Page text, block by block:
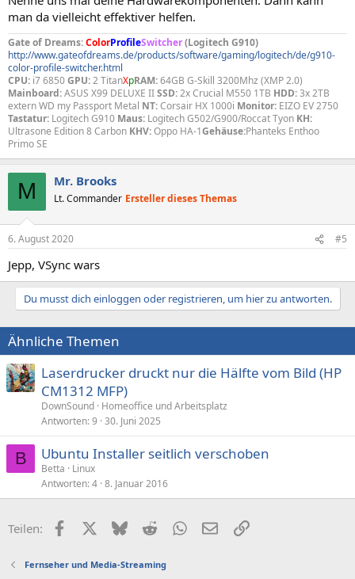
man da vielleicht effektiver helfen.
Gate of Dreams:ColorProfileSwitcher(Logitech G910)
http://www.gateofdreams.de/products/software/gaming/logitech/de/g910-
color-profile-switcher.html
CPU: i7 6850GPU:2 TitanXpRAM:64GB G-Skill 3200Mhz (XMP 2.0)
Mainboard:ASUS X99 DELUXE IISSD:2x Crucial M550 1TB HDD:3x 2TB
extern WD my Passport Metal NT:Corsair HX 1000i Monitor: EIZO EV 2750
Tastatur: Logitech G910 Maus: Logitech G502/G900/Roccat Tyon KH:
Ultrasone Edition 8 Carbon KHV:Oppo HA-1Gehäuse:Phanteks Enthoo
Primo SE
M Mr. Brooks
Lt. Commander Ersteller dieses Themas
6. August 2020 #5
Jepp, VSync wars
Du musst dich einloggen oder registrieren, um hier zu antworten.
Ähnliche Themen
Laserdrucker druckt nur die Hälfte vom Bild (HP
CM1312 MFP)
DownSound Homeoffice und Arbeitsplatz
Antworten 9 30. Juni 2025
B Ubuntu Installer seitlich verschoben
Betta
Linux
Antworten 4 8. Januar 2016
Teilen: FacebookX (Twitter)
BlueskyRedditWhatsApp
E-MailLink
Fernseher und Media-Streaming